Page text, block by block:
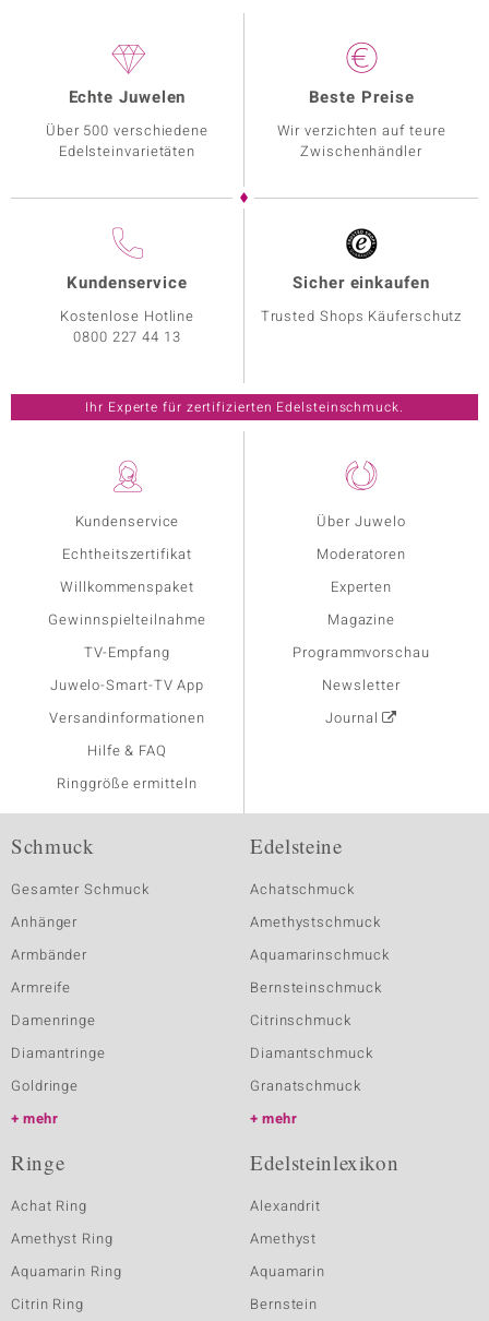
Kundenservice
Echtheitszertifikat
Willkommenspaket
Gewinnspielteilnahme
TV-Empfang
Juwelo-Smart-TV App
Versandinformationen
Hilfe & FAQ
Ringgröße ermitteln
Über Juwelo
Moderatoren
Experten
Magazine
Programmvorschau
Newsletter
Journal
Echte Juwelen
Über 500 verschiedene
Edelsteinvarietäten
Beste Preise
Wir verzichten auf teure
Zwischenhändler
Kundenservice
Kostenlose Hotline
0800 227 44 13
Sicher einkaufen
Trusted Shops Käuferschutz
Ihr Experte für zertifizierten Edelsteinschmuck.
Schmuck
Gesamter Schmuck
Anhänger
Armbänder
Armreife
Damenringe
Diamantringe
Goldringe
mehr
Edelsteine
Achatschmuck
Amethystschmuck
Aquamarinschmuck
Bernsteinschmuck
Citrinschmuck
Diamantschmuck
Granatschmuck
mehr
Ringe
Achat Ring
Amethyst Ring
Aquamarin Ring
Citrin Ring
Edelsteinlexikon
Alexandrit
Amethyst
Aquamarin
Bernstein